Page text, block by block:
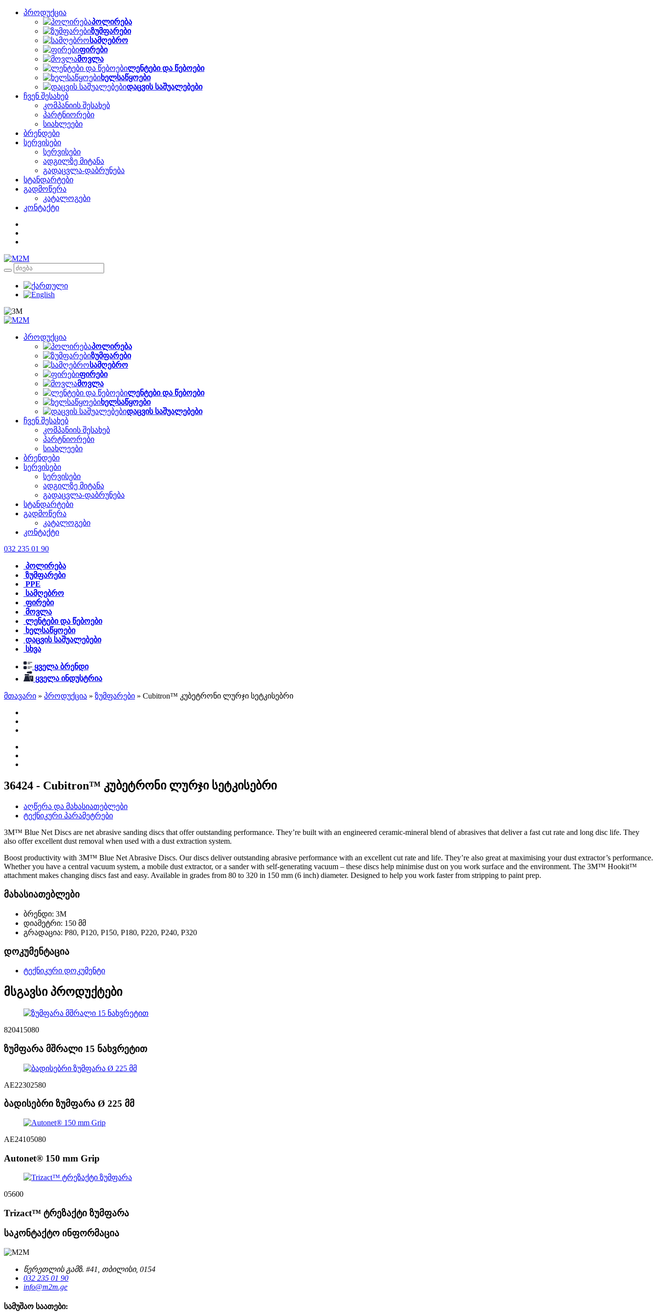
პროდუქცია
პოლირება
ზუმფარები
სამღებრო
ფირები
მოვლა
ლენტები და წებოები
ხელსაწყოები
დაცვის საშუალებები
ჩვენ შესახებ
კომპანიის შესახებ
პარტნიორები
სიახლეები
ბრენდები
სერვისები
სერვისები
ადგილზე მიტანა
გადაცვლა-დაბრუნება
სტანდარტები
გადმოწერა
კატალოგები
კონტაქტი
პროდუქცია
პოლირება
ზუმფარები
სამღებრო
ფირები
მოვლა
ლენტები და წებოები
ხელსაწყოები
დაცვის საშუალებები
ჩვენ შესახებ
კომპანიის შესახებ
პარტნიორები
სიახლეები
ბრენდები
სერვისები
სერვისები
ადგილზე მიტანა
გადაცვლა-დაბრუნება
სტანდარტები
გადმოწერა
კატალოგები
კონტაქტი
032 235 01 90
პოლირება
ზუმფარები
PPE
სამღებრო
ფირები
მოვლა
ლენტები და წებოები
ხელსაწყოები
დაცვის საშუალებები
სხვა
ყველა ბრენდი
ყველა ინდუსტრია
მთავარი » პროდუქცია » ზუმფარები » Cubitron™ კუბეტრონი ლურჯი სეტკისებრი
36424 - Cubitron™ კუბეტრონი ლურჯი სეტკისებრი
აღწერა და მახასიათებლები
ტექნიკური პარამეტრები
3M™ Blue Net Discs are net abrasive sanding discs that offer outstanding performance. They’re built with an engineered ceramic-mineral blend of abrasives that deliver a fast cut rate and long disc life. They
also offer excellent dust removal when used with a dust extraction system.
Boost productivity with 3M™ Blue Net Abrasive Discs. Our discs deliver outstanding abrasive performance with an excellent cut rate and life. They’re also great at maximising your dust extractor’s performance.
Whether you have a central vacuum system, a mobile dust extractor, or a sander with self-generating vacuum – these discs help minimise dust on you work surface and the environment. The 3M™ Hookit™
attachment makes changing discs fast and easy. Available in grades from 80 to 320 in 150 mm (6 inch) diameter. Designed to help you work faster from stripping to paint prep.
მახასიათებლები
ბრენდი: 3M
დიამეტრი: 150 მმ
გრადაცია: P80, P120, P150, P180, P220, P240, P320
დოკუმენტაცია
ტექნიკური დოკუმენტი
მსგავსი პროდუქტები
820415080
ზუმფარა მშრალი 15 ნახვრეტით
AE22302580
ბადისებრი ზუმფარა Ø 225 მმ
AE24105080
Autonet® 150 mm Grip
05600
Trizact™ ტრეზაქტი ზუმფარა
საკონტაქტო ინფორმაცია
წერეთლის გამზ. #41, თბილისი, 0154
032 235 01 90
info@m2m.ge
სამუშაო საათები: